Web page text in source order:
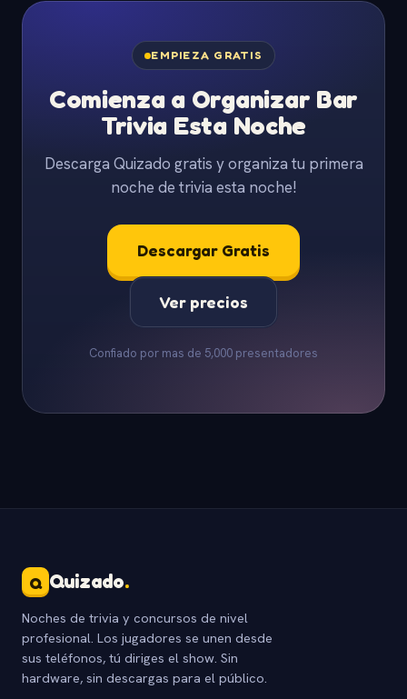
EMPIEZA GRATIS
Comienza a Organizar Bar
Trivia Esta Noche
Descarga Quizado gratis y organiza tu primera
noche de trivia esta noche!
Descargar Gratis
Ver precios
Confiado por mas de 5,000 presentadores
Q Quizado.
Noches de trivia y concursos de nivel
profesional. Los jugadores se unen desde
sus teléfonos, tú diriges el show. Sin
hardware, sin descargas para el público.